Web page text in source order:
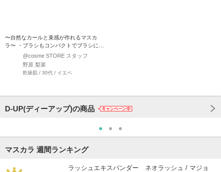
〜自然なカールと束感が作れるマスカ
ラ〜 ・ブラシもコンパクトでブラシに液
もちょうど良く付くのでダ…
@cosme STORE スタッフ
野原 梨菜
乾燥肌 / 30代 / イエベ
D-UP(ディーアップ)の商品
マスカラ 週間ランキング
ラッシュエキスパンダー ネオラッシュ / マジョ